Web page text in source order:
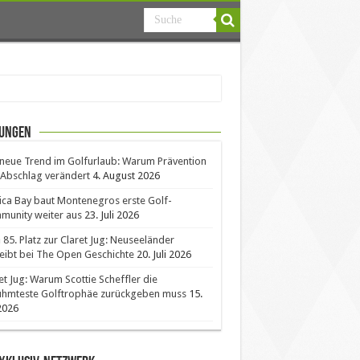
Trend im Golfurlaub: Warum Prävention
verändert 4. August 2026
Bay baut Montenegros erste Golf-
weiter aus 23. Juli 2026
85. Platz zur Claret Jug: Neuseeländer
bei The Open Geschichte 20. Juli 2026
Jug: Warum Scottie Scheffler die
Golftrophäe zurückgeben muss 15.